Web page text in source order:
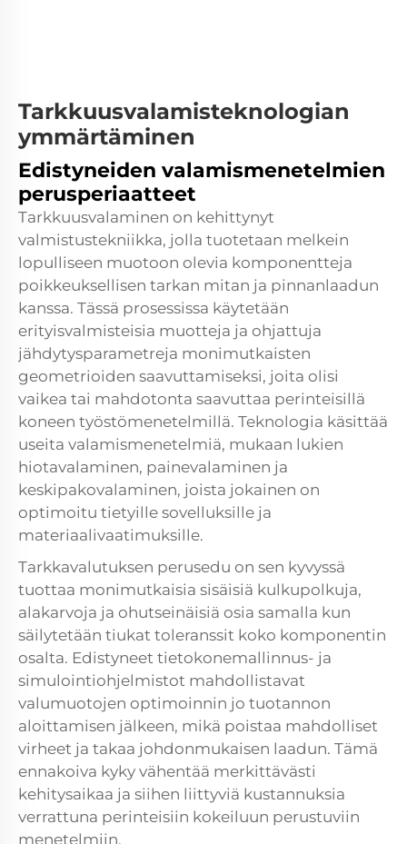
Tarkkuusvalamisteknologian
ymmärtäminen
Edistyneiden valamismenetelmien
perusperiaatteet
Tarkkuusvalaminen on kehittynyt
valmistustekniikka, jolla tuotetaan melkein
lopulliseen muotoon olevia komponentteja
poikkeuksellisen tarkan mitan ja pinnanlaadun
kanssa. Tässä prosessissa käytetään
erityisvalmisteisia muotteja ja ohjattuja
jähdytysparametreja monimutkaisten
geometrioiden saavuttamiseksi, joita olisi
vaikea tai mahdotonta saavuttaa perinteisillä
koneen työstömenetelmillä. Teknologia käsittää
useita valamismenetelmiä, mukaan lukien
hiotavalaminen, painevalaminen ja
keskipakovalaminen, joista jokainen on
optimoitu tietyille sovelluksille ja
materiaalivaatimuksille.
Tarkkavalutuksen perusedu on sen kyvyssä
tuottaa monimutkaisia sisäisiä kulkupolkuja,
alakarvoja ja ohutseinäisiä osia samalla kun
säilytetään tiukat toleranssit koko komponentin
osalta. Edistyneet tietokonemallinnus- ja
simulointiohjelmistot mahdollistavat
valumuotojen optimoinnin jo tuotannon
aloittamisen jälkeen, mikä poistaa mahdolliset
virheet ja takaa johdonmukaisen laadun. Tämä
ennakoiva kyky vähentää merkittävästi
kehitysaikaa ja siihen liittyviä kustannuksia
verrattuna perinteisiin kokeiluun perustuviin
menetelmiin.